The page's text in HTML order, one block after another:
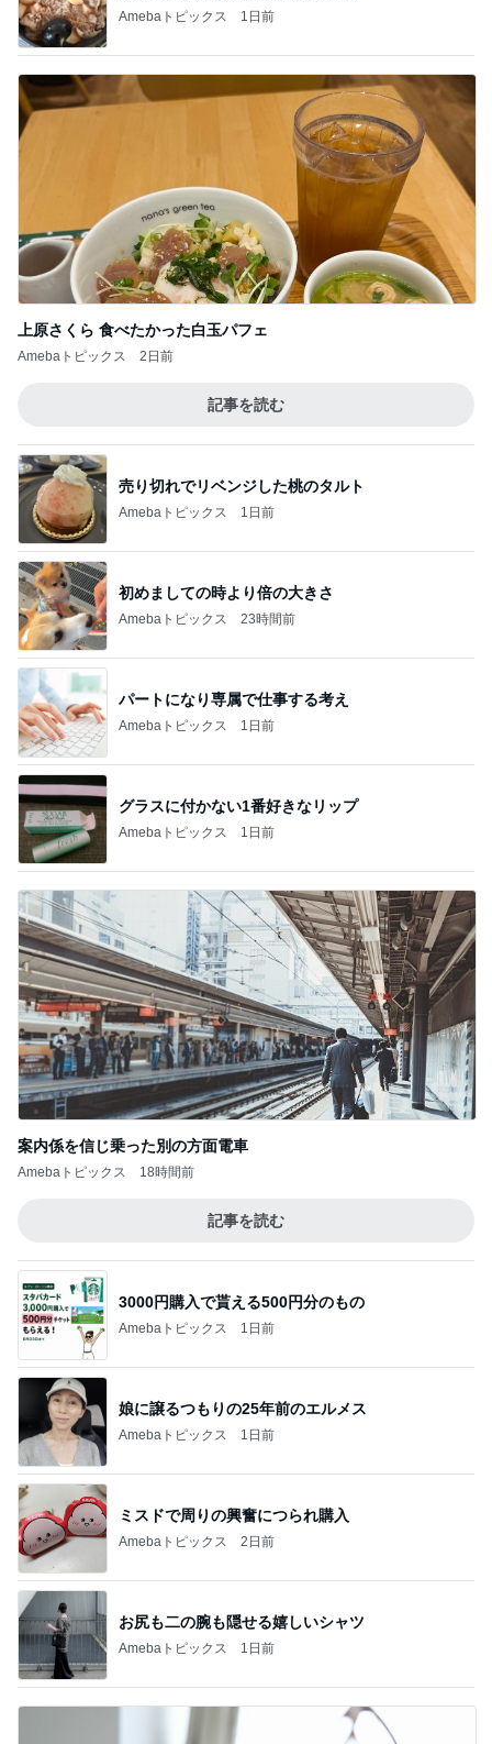
Amebaトピックス 1日前
上原さくら 食べたかった白玉パフェ
Amebaトピックス 2日前
記事を読む
売り切れでリベンジした桃のタルト
Amebaトピックス 1日前
初めましての時より倍の大きさ
Amebaトピックス 23時間前
パートになり専属で仕事する考え
Amebaトピックス 1日前
グラスに付かない1番好きなリップ
Amebaトピックス 1日前
案内係を信じ乗った別の方面電車
Amebaトピックス 18時間前
記事を読む
3000円購入で貰える500円分のもの
Amebaトピックス 1日前
娘に譲るつもりの25年前のエルメス
Amebaトピックス 1日前
ミスドで周りの興奮につられ購入
Amebaトピックス 2日前
お尻も二の腕も隠せる嬉しいシャツ
Amebaトピックス 1日前